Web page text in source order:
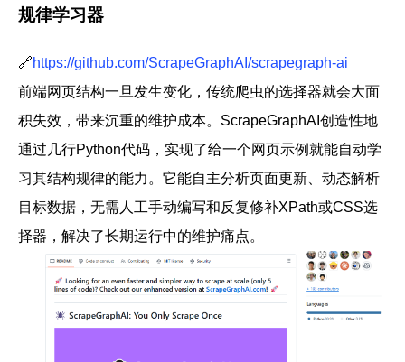
规律学习器
🔗https://github.com/ScrapeGraphAI/scrapegraph-ai
前端网页结构一旦发生变化，传统爬虫的选择器就会大面
积失效，带来沉重的维护成本。 ScrapeGraphAI 创造性地
通过几行Python代码，实现了给一个网页示例就能自动学
习其结构规律的能力。它能自主分析页面更新、动态解析
目标数据，无需人工手动编写和反复修补XPath或CSS选
择器，解决了长期运行中的维护痛点。